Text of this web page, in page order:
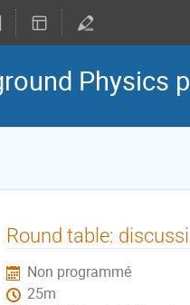
Physics
Round table:
Non programmé
25m